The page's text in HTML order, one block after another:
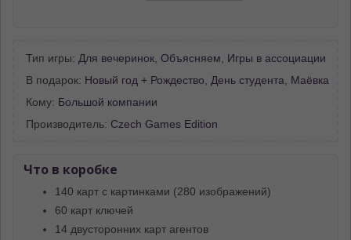
Тип игры: Для вечеринок Объясняем
Игры в ассоциации
В подарок: Новый год + Рождество День студента
Маёвка
Кому: Большой компании
Производитель: Czech Games Edition
Что в коробке
140 карт с картинками (280 изображений)
60 карт ключей
14 двусторонних карт агентов